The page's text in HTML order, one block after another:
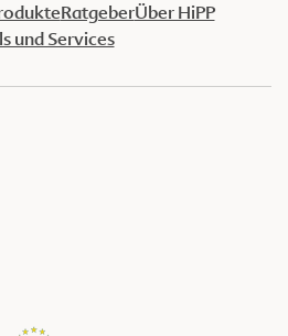
RatgeberÜber HiPP
und Services